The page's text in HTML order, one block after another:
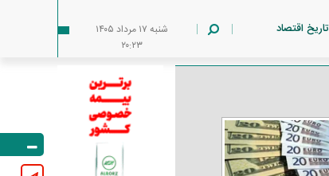
تاریخ اقتصاد
شنبه ۱۷ مرداد ۱۴۰۵
۲۰:۲۳